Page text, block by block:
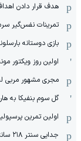
هدف قرار دادن
‏تمرینات نفس‌گیر
بازی دوستانه
اولین روز ویکتور
مجری مشهور مربی
گل سوم بنفیکا به
اولین تمرین
جدایی سنتر ۲۱۸ سانتی‌متری از استقلال